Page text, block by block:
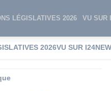
LÉGISLATIVES 2026 VU SUR
2026VU SUR